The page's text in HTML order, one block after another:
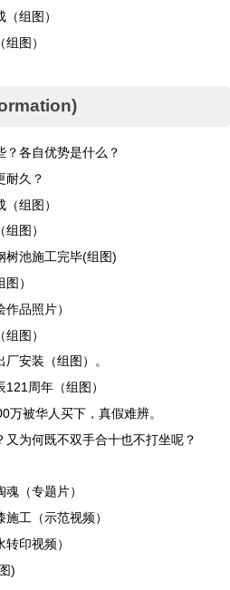
组图）
图）
各自优势是什么？
耐久？
组图）
图）
树池施工完毕(组图)
）
品照片）
图）
安装（组图）。
周年（组图）
万被华人买下，真假难辨。
又为何既不双手合十也不打坐呢？
（专题片）
工（示范视频）
印视频）
)